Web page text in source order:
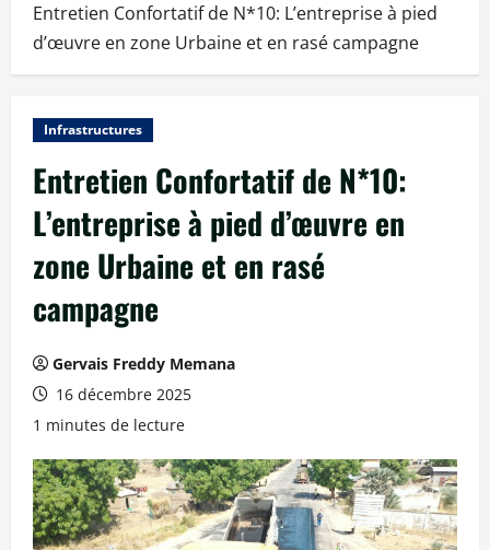
Entretien Confortatif de N*10: L’entreprise à pied
d’œuvre en zone Urbaine et en rasé campagne
Infrastructures
Entretien Confortatif de N*10:
L’entreprise à pied d’œuvre en
zone Urbaine et en rasé
campagne
Gervais Freddy Memana
16 décembre 2025
1 minutes de lecture